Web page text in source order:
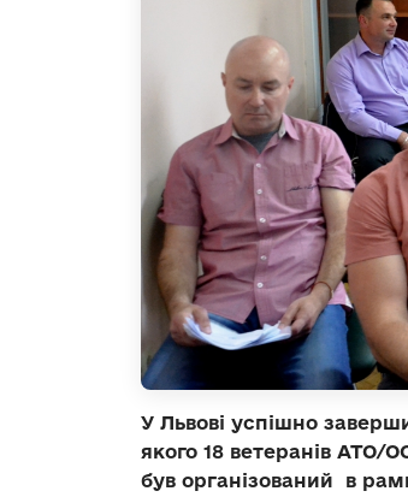
У Львові успішно
якого 18 ветеранів АТО/
був організований в